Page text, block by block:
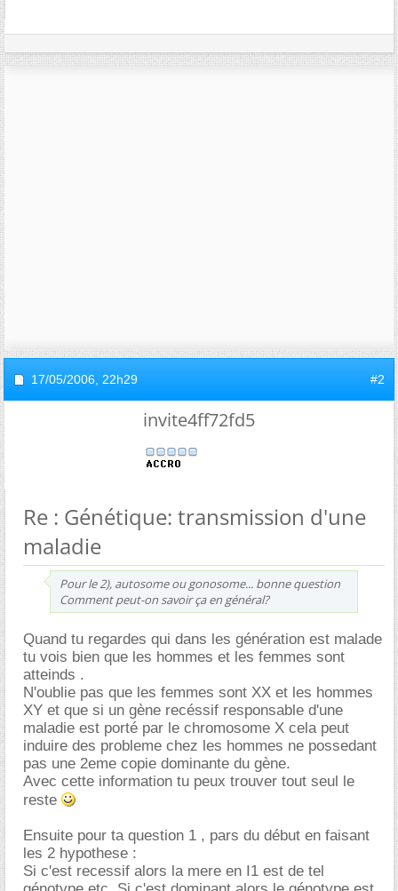
17/05/2006, 22h29 #2
invite4ff72fd5
Re : Génétique: transmission d'une
maladie
Pour le 2), autosome ou gonosome... bonne question
Comment peut-on savoir ça en général?
Quand tu regardes qui dans les génération est malade
tu vois bien que les hommes et les femmes sont
atteinds .
N'oublie pas que les femmes sont XX et les hommes
XY et que si un gène recéssif responsable d'une
maladie est porté par le chromosome X cela peut
induire des probleme chez les hommes ne possedant
pas une 2eme copie dominante du gène.
Avec cette information tu peux trouver tout seul le
reste
Ensuite pour ta question 1 , pars du début en faisant
les 2 hypothese :
Si c'est recessif alors la mere en I1 est de tel